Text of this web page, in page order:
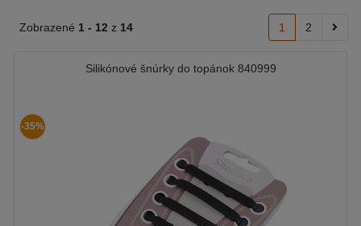
Zobrazené 1 - 12 z 14 1 2
Silikónové šnúrky do topánok 840999
-35%